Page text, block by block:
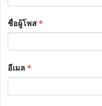
ชื่อผู้โพส*
อีเมล*